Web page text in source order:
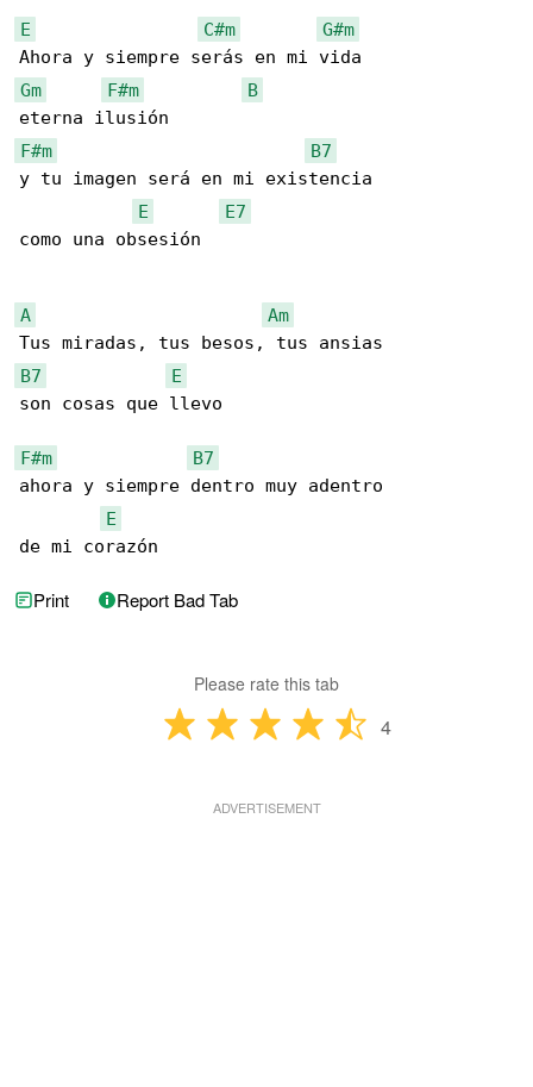
E C#m
G#m
Gm
F#m
B
F#m
B7
y tu imagen será en mi existencia
E
E7
como una obsesión
A
Am
B7
E
son cosas que llevo
F#m
B7
ahora y siempre dentro muy adentro
E
de mi corazón
Print Report Bad Tab
Please rate this tab
4